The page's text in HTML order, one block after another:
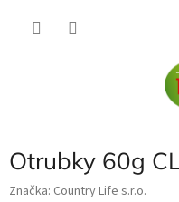
Otrubky 60g
Značka: Country Life s.r.o.